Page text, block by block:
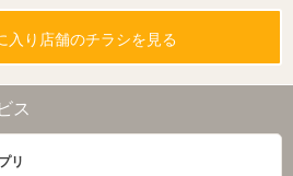
入り店舗のチラシを見る
ス
リ